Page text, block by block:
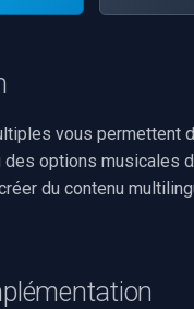
vous
des options musicales
du contenu